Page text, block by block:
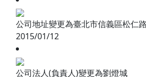
公司地址變更為臺北市信義區松仁
2015/01/12
公司法人(負責人)變更為劉燈城